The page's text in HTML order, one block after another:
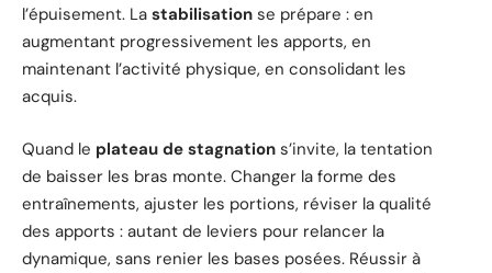
l’épuisement. La stabilisation se prépare : en
augmentant progressivement les apports, en
maintenant l’activité physique, en consolidant les
acquis.
Quand le plateau de stagnation s’invite, la tentation
de baisser les bras monte. Changer la forme des
entraînements, ajuster les portions, réviser la qualité
des apports : autant de leviers pour relancer la
dynamique, sans renier les bases posées. Réussir à